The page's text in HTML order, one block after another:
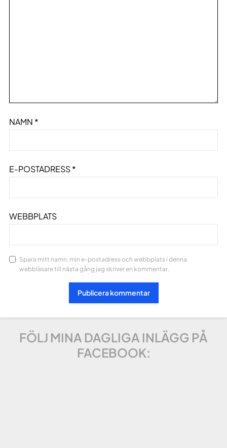
NAMN *
E-POSTADRESS*
WEBBPLATS
Spara mitt namn, min e-postadress och webbplats i denna
webbläsare till nästa gång jag skriver en kommentar.
FÖLJ MINA DAGLIGA INLÄGG PÅ
FACEBOOK: